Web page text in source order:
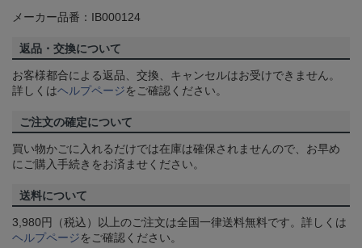
メーカー品番：IB000124
返品・交換について
お客様都合による返品、交換、キャンセルはお受けできません。
詳しくはヘルプページをご確認ください。
ご注文の確定について
買い物かごに入れるだけでは在庫は確保されませんので、お早め
にご購入手続きをお済ませください。
送料について
3,980円（税込）以上のご注文は全国一律送料無料です。詳しくは
ヘルプページをご確認ください。